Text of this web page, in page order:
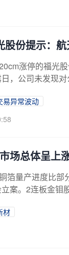
份提示：
涨停的福光
，公司未发现
易异常波动
场总体呈上
箔量产进度比
案。2连板金
材